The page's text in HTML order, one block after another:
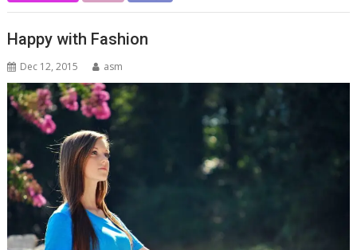
Happy with Fashion
Dec 12, 2015 asm